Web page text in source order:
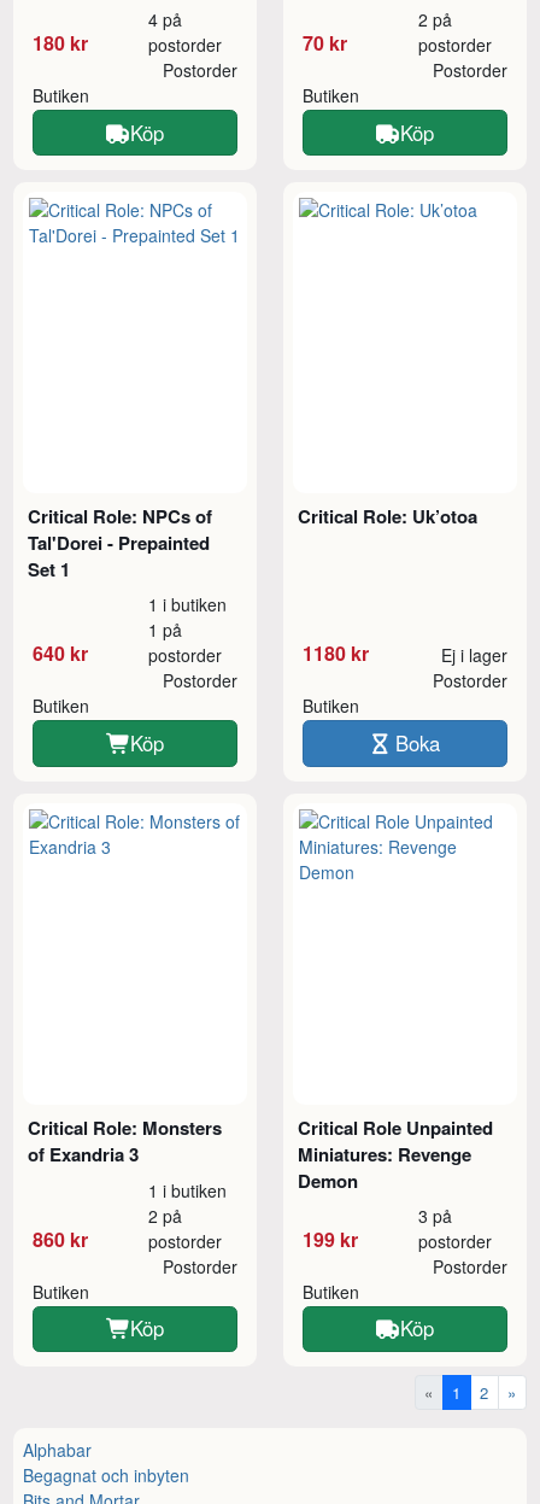
180 kr
4 på
postorder
Butiken
Postorder
Köp
70 kr
2 på
postorder
Butiken
Postorder
Köp
Critical Role: NPCs of
Tal'Dorei - Prepainted
Set 1
640 kr
1 i butiken
1 på
postorder
Butiken
Postorder
Köp
Critical Role: Uk’otoa
1180 kr Ej i lager
Butiken
Postorder
Boka
Critical Role: Monsters
of Exandria 3
860 kr
1 i butiken
2 på
postorder
Butiken
Postorder
Köp
Critical Role Unpainted
Miniatures: Revenge
Demon
199 kr
3 på
postorder
Butiken
Postorder
Köp
« 1 2 »
Alphabar
Begagnat och inbyten